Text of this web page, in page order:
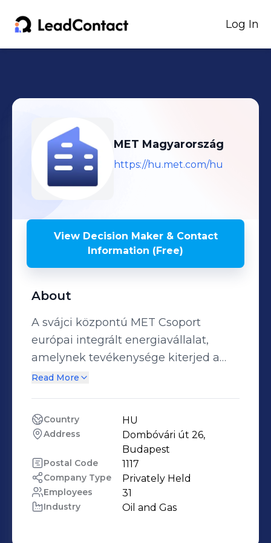
Log In
MET Magyarország
https://hu.met.com/hu
View Decision Maker & Contact
Information (Free)
About
A svájci központú MET Csoport
európai integrált energiavállalat,
amelynek tevékenysége kiterjed a
földgáz- és az árampiacra, valamint
17 országban van jelen, 30 ország
gázpiacán és 39 nemzetközi
kereskedési ponton aktív. A 2007-es
alapítás után először
Magyarországon, majd az európai
földgázpiacon is meghatározó
Read More
Country HU
Address
Dombóvári út 26,
Budapest
Postal Code 1117
Company Type Privately Held
Employees 31
Industry Oil and Gas